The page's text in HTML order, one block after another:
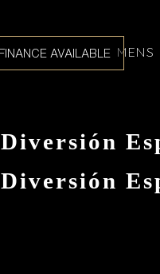
FINANCE AVAILABLE MENS